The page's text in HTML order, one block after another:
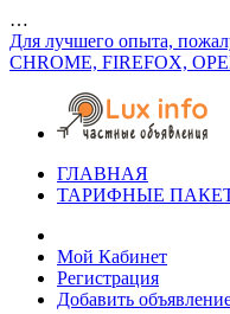
…
Для лучшего опыта,
CHROME, FIREFOX,
ГЛАВНАЯ
ТАРИФНЫЕ
Мой Кабинет
Регистрация
Добавить